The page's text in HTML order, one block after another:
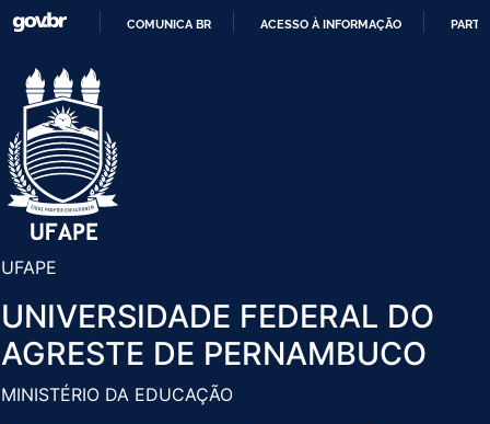
Pular
COMUNICA BR ACESSO À INFORMAÇÃO
UFAPE
UNIVERSIDADE FEDERAL DO
AGRESTE DE PERNAMBUCO
MINISTÉRIO DA EDUCAÇÃO